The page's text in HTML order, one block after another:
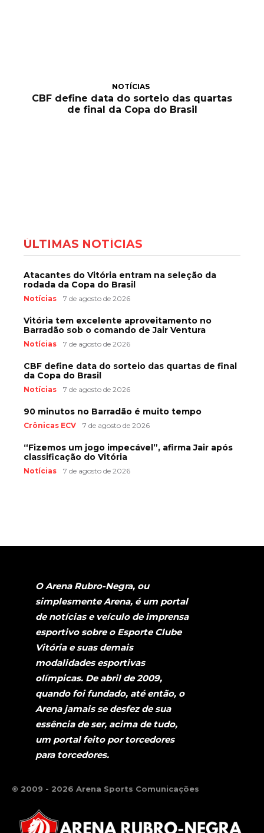
NOTÍCIAS
CBF define data do sorteio das quartas
de final da Copa do Brasil
ÚLTIMAS NOTÍCIAS
Atacantes do Vitória entram na seleção da
rodada da Copa do Brasil
Notícias 7 de agosto de 2026
Vitória tem excelente aproveitamento no
Barradão sob o comando de Jair Ventura
Notícias 7 de agosto de 2026
CBF define data do sorteio das quartas de final
da Copa do Brasil
Notícias 7 de agosto de 2026
90 minutos no Barradão é muito tempo
Crônicas ECV 7 de agosto de 2026
“Fizemos um jogo impecável”, afirma Jair após
classificação do Vitória
Notícias 7 de agosto de 2026
O Arena Rubro-Negra, ou
simplesmente Arena, é um portal
de notícias e veículo de imprensa
esportivo sobre o Esporte Clube
Vitória e suas demais
modalidades esportivas
olímpicas. De abril de 2009,
quando foi fundado, até então, o
Arena jamais se desfez de sua
essência de ser, acima de tudo,
um portal feito por torcedores
para torcedores.
© 2009 - 2026 Arena Sports Comunicações